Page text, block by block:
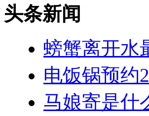
头条新闻
螃蟹离开水
电饭锅预约
马娘寄是什